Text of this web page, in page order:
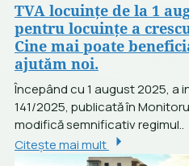
TVA locuințe de la 1
pentru locuințe a
Cine mai poate
ajutăm noi.
Începând cu 1 august 2025, a
141/2025, publicată în
modifică semnificativ regimul..
Citește mai mult